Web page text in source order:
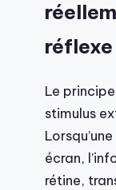
réflexe
Le
stimulus
écran,
rétine,